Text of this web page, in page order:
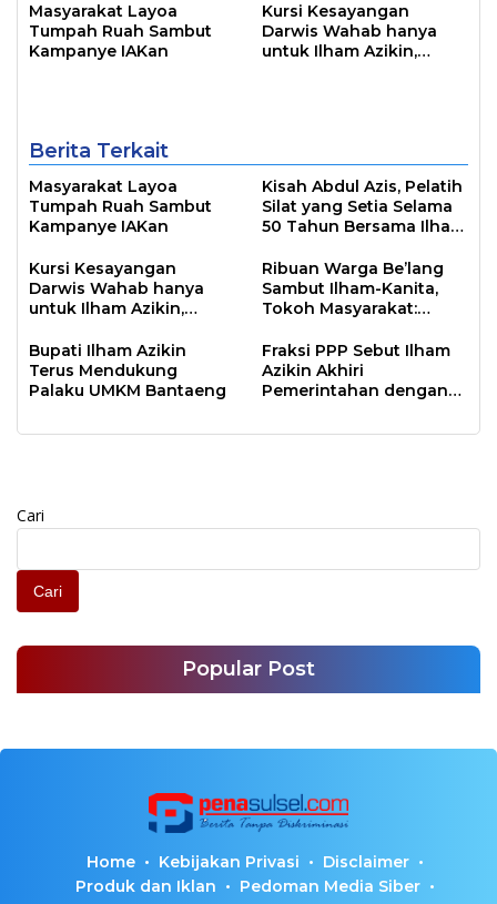
Masyarakat Layoa
Tumpah Ruah Sambut
Kampanye IAKan
Kursi Kesayangan
Darwis Wahab hanya
untuk Ilham Azikin,
Berita Terkait
Masyarakat Layoa
Tumpah Ruah Sambut
Kampanye IAKan
Kisah Abdul Azis, Pelatih
Silat yang Setia Selama
50 Tahun Bersama Ilham
Kursi Kesayangan
Darwis Wahab hanya
untuk Ilham Azikin,
Dua Periode
Ribuan Warga Be’lang
Sambut Ilham-Kanita,
Tokoh Masyarakat:
Banyak Orang
Bupati Ilham Azikin
Terus Mendukung
Palaku UMKM Bantaeng
Fraksi PPP Sebut Ilham
Azikin Akhiri
Pemerintahan dengan
Cari
Cari
Popular Post
Home Kebijakan Privasi
Disclaimer
Produk dan Iklan
Pedoman Media Siber